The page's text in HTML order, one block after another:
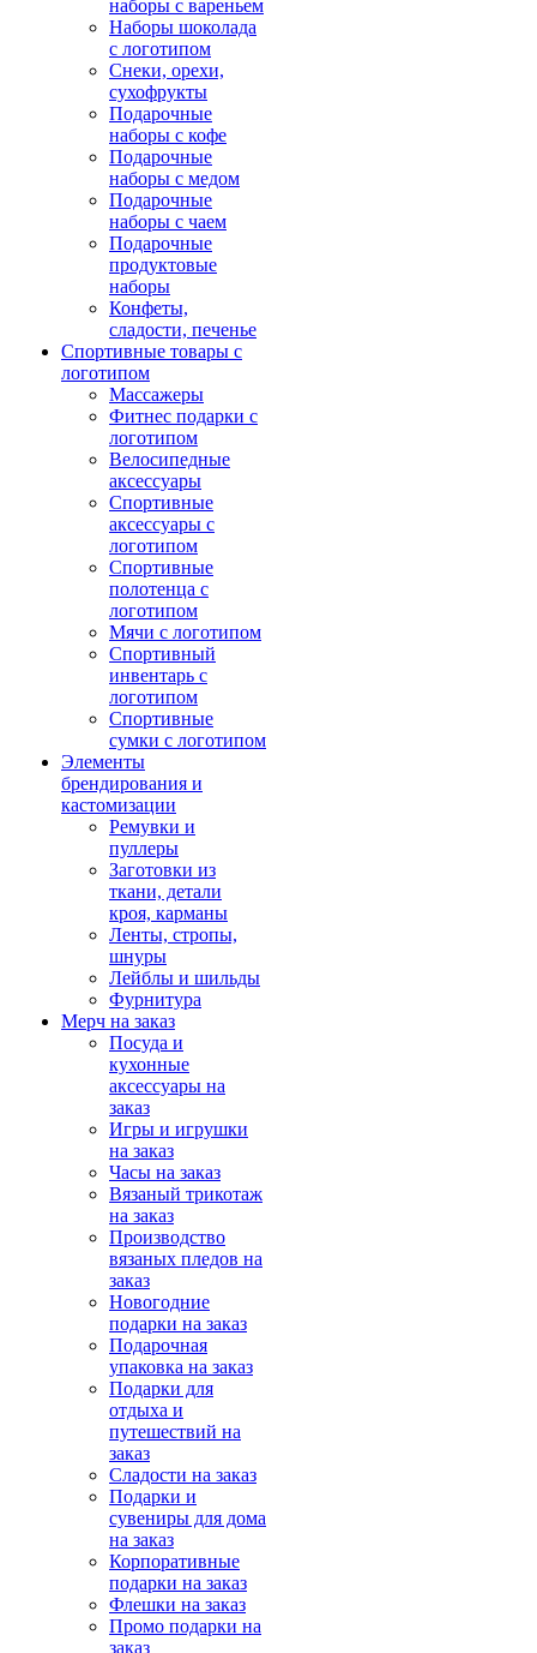
наборы с вареньем
Наборы шоколада
с логотипом
Снеки, орехи,
сухофрукты
Подарочные
наборы с кофе
Подарочные
наборы с медом
Подарочные
наборы с чаем
Подарочные
продуктовые
наборы
Конфеты,
сладости, печенье
Спортивные товары с
логотипом
Массажеры
Фитнес подарки с
логотипом
Велосипедные
аксессуары
Спортивные
аксессуары с
логотипом
Спортивные
полотенца с
логотипом
Мячи с логотипом
Спортивный
инвентарь с
логотипом
Спортивные
сумки с логотипом
Элементы
брендирования и
кастомизации
Ремувки и
пуллеры
Заготовки из
ткани, детали
кроя, карманы
Ленты, стропы,
шнуры
Лейблы и шильды
Фурнитура
Мерч на заказ
Посуда и
кухонные
аксессуары на
заказ
Игры и игрушки
на заказ
Часы на заказ
Вязаный трикотаж
на заказ
Производство
вязаных пледов на
заказ
Новогодние
подарки на заказ
Подарочная
упаковка на заказ
Подарки для
отдыха и
путешествий на
заказ
Сладости на заказ
Подарки и
сувениры для дома
на заказ
Корпоративные
подарки на заказ
Флешки на заказ
Промо подарки на
заказ